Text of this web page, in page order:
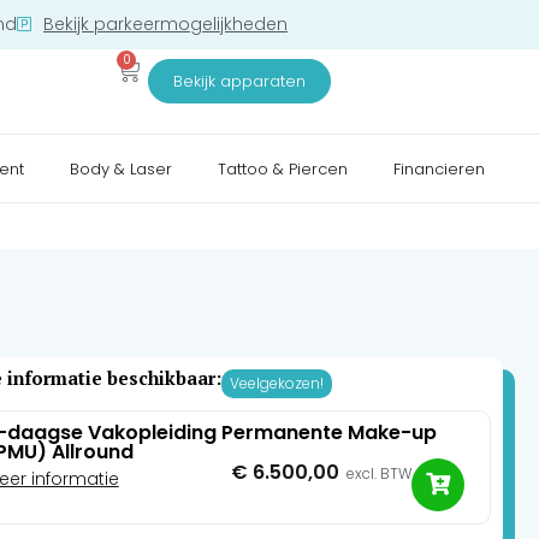
Bekijk parkeermogelijkheden
0
Bekijk apparaten
Body & Laser Tattoo & Piercen Financieren
informatie beschikbaar: Veelgekozen!
Vakopleiding Permanente Make-up
Allround
informatie € 6.500,00 excl. BTW